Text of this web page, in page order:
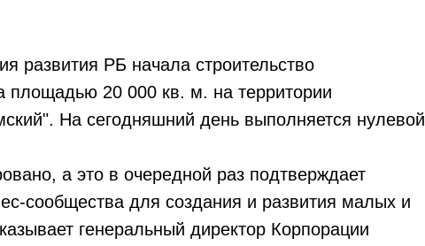
развития РБ начала строительство
площадью 20 000 кв. м. на территории
На сегодняшний день выполняется нулевой
а это в очередной раз подтверждает
сообщества для создания и развития малых и
генеральный директор Корпорации